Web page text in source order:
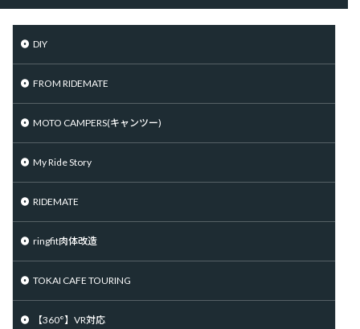
DIY
FROM RIDEMATE
MOTO CAMPERS(キャンツー)
My Ride Story
RIDEMATE
ringfit肉体改造
TOKAI CAFE TOURING
【360°】VR対応